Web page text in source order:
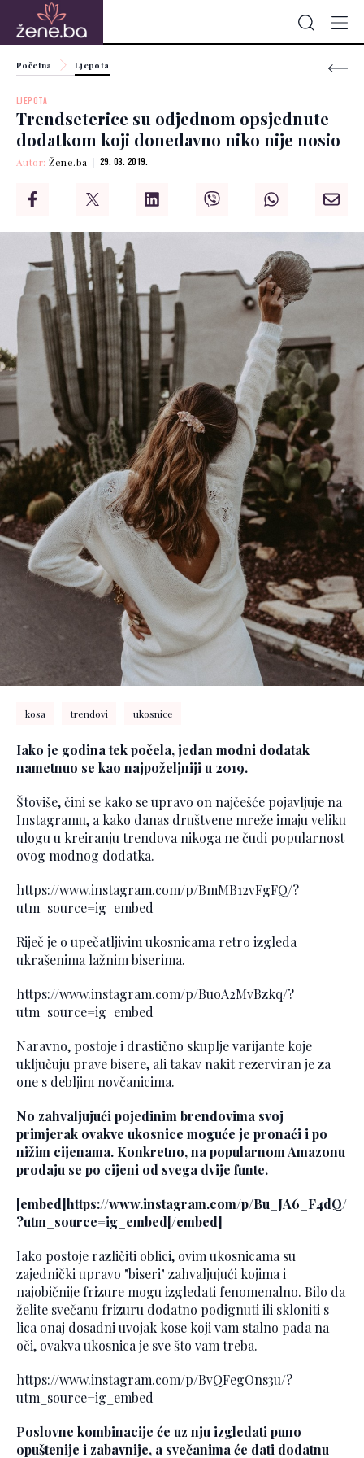
Početna Ljepota
LJEPOTA
Trendseterice su odjednom opsjednute
dodatkom koji donedavno niko nije nosio
Autor:Žene.ba 29. 03. 2019.
kosa trendovi ukosnice
Iako je godina tek počela, jedan modni dodatak
nametnuo se kao najpoželjniji u 2019.
Štoviše, čini se kako se upravo on najčešće pojavljuje na
Instagramu, a kako danas društvene mreže imaju veliku
ulogu u kreiranju trendova nikoga ne čudi popularnost
ovog modnog dodatka.
https://www.instagram.com/p/BmMB12vFgFQ/?
utm_source=ig_embed
Riječ je o upečatljivim ukosnicama retro izgleda
ukrašenima lažnim biserima.
https://www.instagram.com/p/BuoA2MvBzkq/?
utm_source=ig_embed
Naravno, postoje i drastično skuplje varijante koje
uključuju prave bisere, ali takav nakit rezerviran je za
one s debljim novčanicima.
No zahvaljujući pojedinim brendovima svoj
primjerak ovakve ukosnice moguće je pronaći i po
nižim cijenama. Konkretno, na popularnom Amazonu
prodaju se po cijeni od svega dvije funte.
[embed]https://www.instagram.com/p/Bu_JA6_F4dQ/
?utm_source=ig_embed[/embed]
Iako postoje različiti oblici, ovim ukosnicama su
zajednički upravo "biseri" zahvaljujući kojima i
najobičnije frizure mogu izgledati fenomenalno. Bilo da
želite svečanu frizuru dodatno podignuti ili skloniti s
lica onaj dosadni uvojak kose koji vam stalno pada na
oči, ovakva ukosnica je sve što vam treba.
https://www.instagram.com/p/BvQFegOns3u/?
utm_source=ig_embed
Poslovne kombinacije će uz nju izgledati puno
opuštenije i zabavnije, a svečanima će dati dodatnu